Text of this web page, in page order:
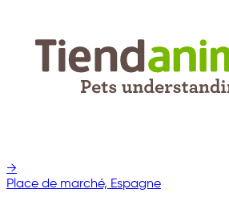
→
Place de marché, Espagne